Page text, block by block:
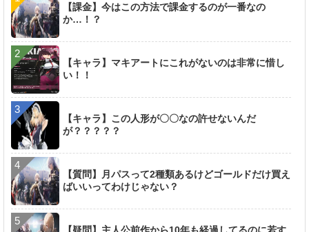
【課金】今はこの方法で課金するのが一番なの
か…！？
【キャラ】マキアートにこれがないのは非常に惜し
い！！
【キャラ】この人形が〇〇なの許せないんだ
が？？？？？
【質問】月パスって2種類あるけどゴールドだけ買え
ばいいってわけじゃない？